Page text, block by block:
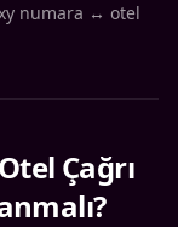
numara ↔ otel
Çağrı